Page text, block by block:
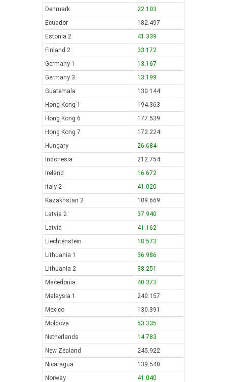
Denmark
22.103
Ecuador
182.497
Estonia 2
41.339
Finland 2
33.172
Germany 1
13.167
Germany 3
13.199
Guatemala
130.144
Hong Kong 1
194.363
Hong Kong 6
177.539
Hong Kong 7
172.224
Hungary
26.684
Indonesia
212.754
Ireland
16.672
Italy 2
41.020
Kazakhstan 2
109.669
Latvia 2
37.940
Latvia
41.162
Liechtenstein
18.573
Lithuania 1
36.986
Lithuania 2
38.251
Macedonia
40.373
Malaysia 1
240.157
Mexico
130.391
Moldova
53.335
Netherlands
14.783
New Zealand
245.922
Nicaragua
139.540
Norway
41.040